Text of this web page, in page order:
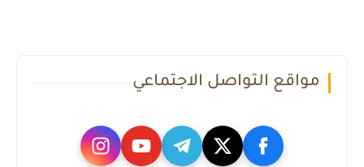
مواقع التواصل الاجتماعي